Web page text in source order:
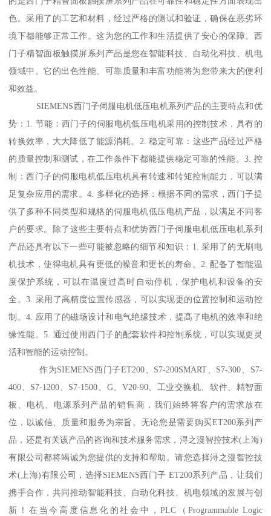
色。采用了的工艺和材料，经过严格的测试和验证，确保在恶劣环
境下都能够正常工作。这为您的工作和生活提供了安心的保障。西
门子精智面板触摸屏系列产品是您在智能科技、自动化科技、机电
领域中。它的出色性能、可靠质量和丰富功能将为您带来大的便利
和效益。
SIEMENS西门子伺服电机低压电机系列产品的主要特点和优
势：1. 节能：西门子的伺服电机低压电机采用的控制技术，具有的
转换效率，大大降低了能源消耗。2. 稳定可靠：这些产品经过严格
的质量控制和测试，在工作条件下都能提供稳定可靠的性能。3. 控
制：西门子的伺服电机低压电机具有转速和转矩控制能力，可以满
足复杂应用的需求。4. 多样化的选择：根据不同的需求，西门子提
供了多种不同类型和规格的伺服电机低压电机产品，以满足不同客
户的要求。除了这些主要特点和优势西门子伺服电机低压电机系列
产品还具有以下一些可能被忽略的细节和知识：1. 采用了的无刷电
机技术，使得电机具有更低的噪音和更长的寿命。2. 配备了智能温
度保护系统，可以在温度过高时自动停机，保护电机和设备的安
全。3. 采用了高精度位置传感器，可以实现更的位置控制和运动控
制。4. 应用了的磁场设计和电气绝缘技术，提髙了电机的效率和绝
缘性能。5. 通过使用西门子的配套软件和控制系统，可以实现更灵
活和智能的运动控制。
作为SIEMENS西门子ET200、S7-200SMART、S7-300、S7-
400、S7-1200、S7-1500、G、V20-90、工业交换机、软件、精智面
板、电机、电源系列产品的销售商，我们始终将客户的需求放在
位，以诚信、质量和服务为宗旨。无论您是需要购买ET200系列产
品，还是有关该产品的咨询和技术服务需求，浔之漫智控技术(上海)
有限公司都将竭诚为您提供的支持和帮助。请您选择浔之漫智控技
术(上海)有限公司，选择SIEMENS西门子 ET200系列产品，让我们
携手合作，共同推动智能科技、自动化科技、机电领域的发展与创
新！在当今高度信息化的社会中，PLC（Programmable Logic